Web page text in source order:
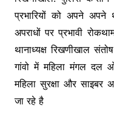
e
b
o
o
k
er s
e
n
g
प्रभारियों को अपने अपने
अपराधों पर प्रभावी
थानाध्यक्ष रिखणीखाल
गांवो में महिला मंगल दल
महिला सुरक्षा और साइबर
जा रहे है